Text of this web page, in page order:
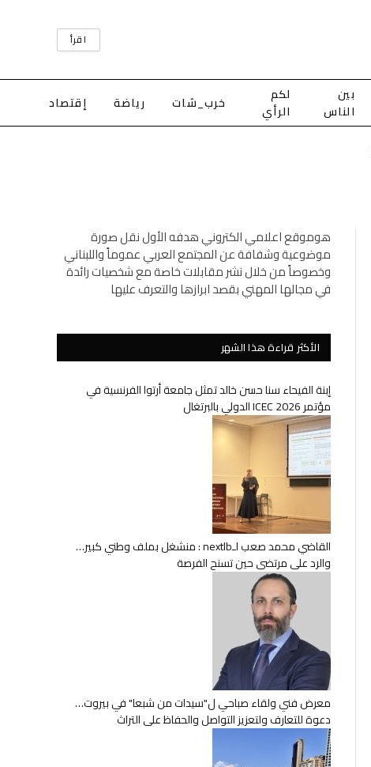
اقرأ
بين
الناس
لكم
الرأي
خرب_شات رياضة إقتصاد
هوموقع اعلامي الكتروني هدفه الأول نقل صورة
موضوعية وشفافة عن المجتمع العربي عموماً واللبناني
وخصوصاً من خلال نشر مقابلات خاصة مع شخصيات رائدة
في مجالها المهني بقصد ابرازها والتعرف عليها
الأكثر قراءة هذا الشهر
إبنة الفيحاء سنا حسن خالد تمثل جامعة أرتوا الفرنسية في
مؤتمر ICEC 2026 الدولي بالبرتغال
القاضي محمد صعب لـnextlb : منشغل بملف وطني كبير…
والرد على مرتضى حين تسنح الفرصة
معرض فني ولقاء صباحي ل"سيدات من شبعا" في بيروت…
دعوة للتعارف ولتعزيز التواصل والحفاظ على التراث